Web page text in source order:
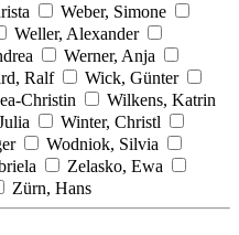
Weber, Simone
Weller, Alexander
Werner, Anja
Ralf
Wick, Günter
Christin
Wilkens, Katrin
Winter, Christl
Wodniok, Silvia
Zelasko, Ewa
Zürn, Hans